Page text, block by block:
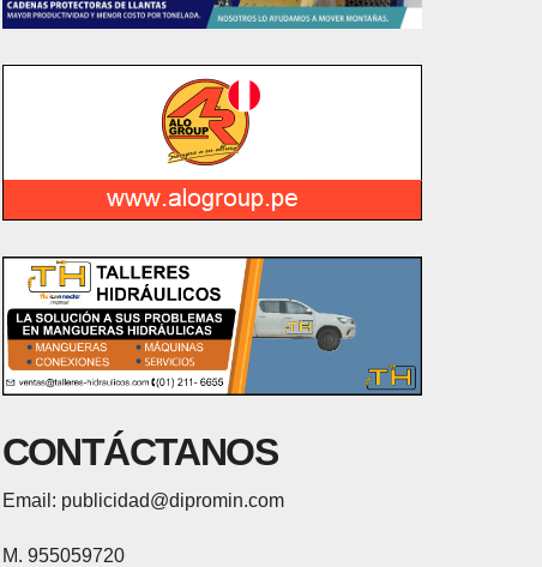
CONTÁCTANOS
Email: publicidad@dipromin.com
M. 955059720